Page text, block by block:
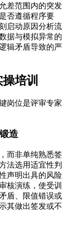
差范围内的突发
否遵循程序要
启动原因分析流
据与模拟异常的
辑矛盾导致的严
培训
岗位是评审专家
造
而非单纯熟悉签
法选用适宜性判
声明出具的风险
核演练，使受训
盾、限值错误或
其做出签发或不